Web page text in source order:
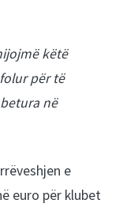
këtë
për të
në
e
euro për klubet